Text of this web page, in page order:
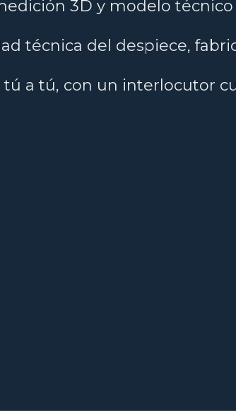
3D y modelo técnico
técnica del despiece,
a tú, con un interlocutor